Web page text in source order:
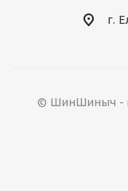
г.
© ШинШиныч -